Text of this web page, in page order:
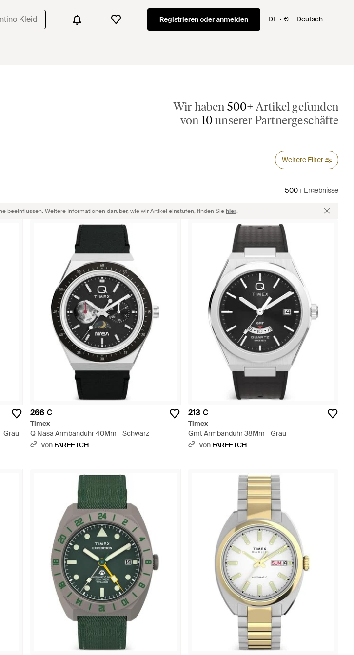
Registrieren oder anmelden DE € Deutsch
Wir haben 500+ Artikel gefunden
von 10 unserer Partnergeschäfte
Weitere Filter
500+ Ergebnisse
beeinflussen. Weitere Informationen darüber, wie wir Artikel einstufen, finden Siehier.
Grau
266 €
Timex
Q Nasa Armbanduhr 40Mm - Schwarz
Von FARFETCH
213 €
Timex
Gmt Armbanduhr 38Mm - Grau
Von FARFETCH